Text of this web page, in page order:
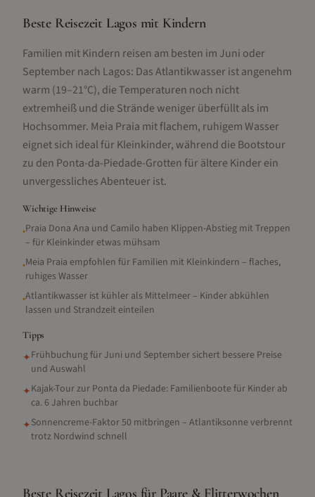
Beste Reisezeit Lagos mit Kindern
Familien mit Kindern reisen am besten im Juni oder
September nach Lagos: Das Atlantikwasser ist angenehm
warm (19–21°C), die Temperaturen noch nicht
extremheiß und die Strände weniger überfüllt als im
Hochsommer. Meia Praia mit flachem, ruhigem Wasser
eignet sich ideal für Kleinkinder, während die Bootstour
zu den Ponta-da-Piedade-Grotten für ältere Kinder ein
unvergessliches Abenteuer ist.
Wichtige Hinweise
•Praia Dona Ana und Camilo haben Klippen-Abstieg mit Treppen
– für Kleinkinder etwas mühsam
•Meia Praia empfohlen für Familien mit Kleinkindern – flaches,
ruhiges Wasser
•Atlantikwasser ist kühler als Mittelmeer – Kinder abkühlen
lassen und Strandzeit einteilen
Tipps
✦Frühbuchung für Juni und September sichert bessere Preise
und Auswahl
✦Kajak-Tour zur Ponta da Piedade: Familienboote für Kinder ab
ca. 6 Jahren buchbar
✦Sonnencreme-Faktor 50 mitbringen – Atlantiksonne verbrennt
trotz Nordwind schnell
Beste Reisezeit Lagos für Paare & Flitterwochen